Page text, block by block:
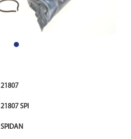
21807
21807 SPI
SPIDAN